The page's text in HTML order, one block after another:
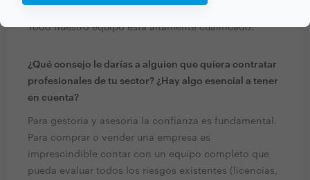
Todo nuestro equipo está altamente cualificado.
¿Qué consejo le darías a alguien que quiera contratar
profesionales de tu sector? ¿Hay algo esencial a tener
en cuenta?
Para gestoria y asesoria la confianza es fundamental.
Para comprar o vender una empresa es
imprescindible contar con un equipo completo que
pueda evaluar todos los riesgos existentes (licencias,